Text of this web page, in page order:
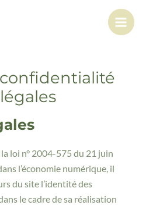
Main
loi n° 2004-575 du 21 juin
l’économie numérique, il
du site l’identité des
le cadre de sa réalisation